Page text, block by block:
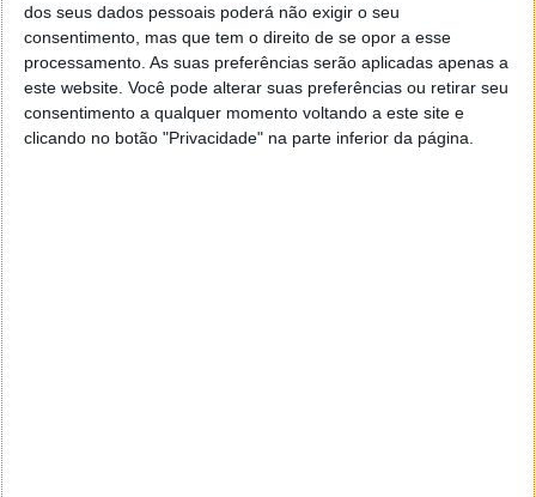
dos seus dados pessoais poderá não exigir o seu
consentimento, mas que tem o direito de se opor a esse
processamento. As suas preferências serão aplicadas apenas a
este website. Você pode alterar suas preferências ou retirar seu
consentimento a qualquer momento voltando a este site e
clicando no botão "Privacidade" na parte inferior da página.